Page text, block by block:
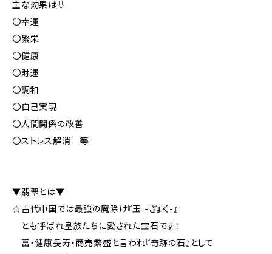
主な効果は⇩
〇幸運
〇繁栄
〇健康
〇財運
〇調和
〇自己実現
〇人間関係の改善
〇ストレス解消 等
▼翡翠とは▼
☆古代中国では最強の魔除け『玉 -ぎょく-』
とも呼ばれ皇族たちに愛された宝石です！
富・健康長寿・商売繁盛と言われ『奇跡の石』として